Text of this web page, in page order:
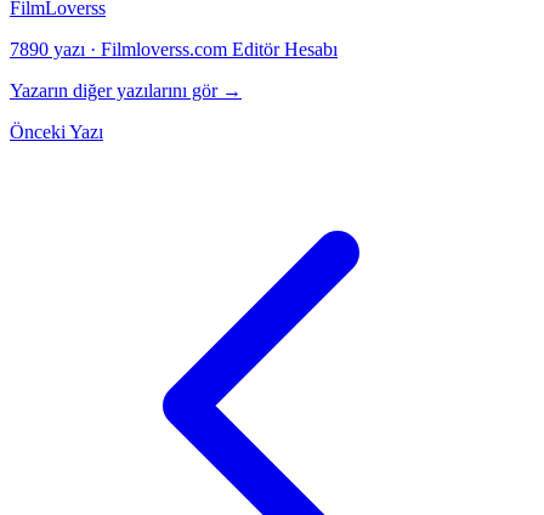
FilmLoverss
7890 yazı · Filmloverss.com Editör Hesabı
Yazarın diğer yazılarını gör →
Önceki Yazı